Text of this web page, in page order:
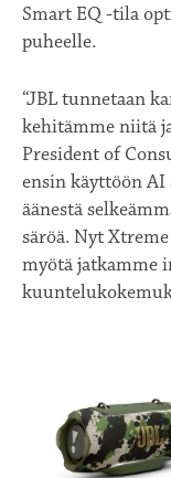
Smart EQ -tila
puheelle.
“JBL tunnetaan
kehitämme niitä
President of
ensin käyttöön AI
äänestä
säröä. Nyt
myötä jatkamme